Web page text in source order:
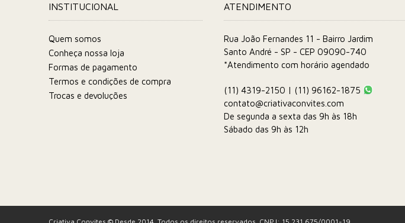
INSTITUCIONAL
Quem somos
Conheça nossa loja
Formas de pagamento
Termos e condições de compra
Trocas e devoluções
ATENDIMENTO
Rua João Fernandes 11 - Bairro Jardim
Santo André - SP - CEP 09090-740
*Atendimento com horário agendado
(11) 4319-2150 | (11) 96162-1875
contato@criativaconvites.com
De segunda a sexta das 9h às 18h
Sábado das 9h às 12h